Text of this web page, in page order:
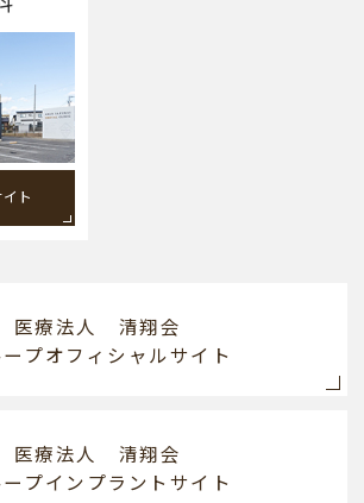
ト
医療法人 清翔会
プオフィシャルサイト
医療法人 清翔会
プインプラントサイト